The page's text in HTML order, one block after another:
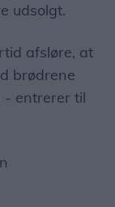
udsolgt.
afsløre, at
brødrene
- entrerer til